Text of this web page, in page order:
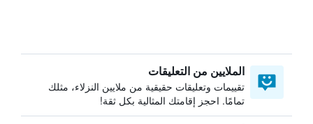
الملايين من التعليقات
تقييمات وتعليقات حقيقية من ملايين النزلاء، مثلك
تمامًا. احجز إقامتك المثالية بكل ثقة!